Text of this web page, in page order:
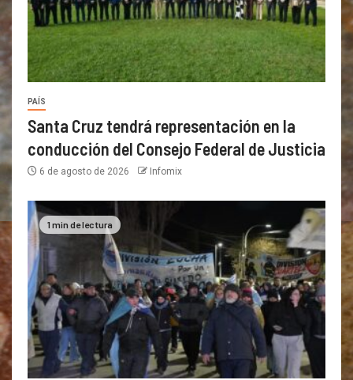
PAÍS
Santa Cruz tendrá representación en la
conducción del Consejo Federal de Justicia
6 de agosto de 2026 Infomix
1 min de lectura